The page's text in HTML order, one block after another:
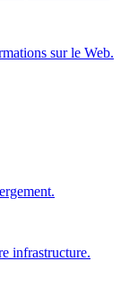
sur le Web.
infrastructure.